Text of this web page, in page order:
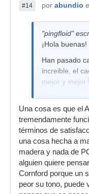
#14 por abundio
"pingfloid"
¡Hola buenas!
Han pasado
increible, el
mejor y mejor
Cliff saca
gratuitas del
mejoras
sino que
nos trae un
Se pierde la
horas por el
¡casi
Una cosa es que el
tremendamente
términos de
una cosa hecha a
madera y nada de
alguien quiere
Cornford porque un
peor su tono, puede